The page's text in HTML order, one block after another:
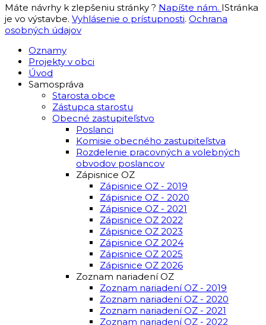
Máte návrhy k zlepšeniu stránky ? Napíšte nám. IStránka
je vo výstavbe. Vyhlásenie o prístupnosti. Ochrana
osobných údajov
Oznamy
Projekty v obci
Úvod
Samospráva
Starosta obce
Zástupca starostu
Obecné zastupiteľstvo
Poslanci
Komisie obecného zastupiteľstva
Rozdelenie pracovných a volebných
obvodov poslancov
Zápisnice OZ
Zápisnice OZ - 2019
Zápisnice OZ - 2020
Zápisnice OZ - 2021
Zápisnice OZ 2022
Zápisnice OZ 2023
Zápisnice OZ 2024
Zápisnice OZ 2025
Zápisnice OZ 2026
Zoznam nariadení OZ
Zoznam nariadení OZ - 2019
Zoznam nariadení OZ - 2020
Zoznam nariadení OZ - 2021
Zoznam nariadení OZ - 2022